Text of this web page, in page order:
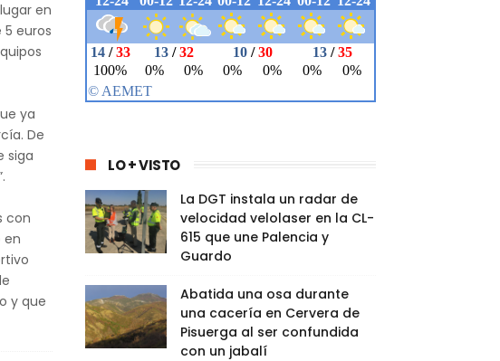
en
euros
ya
De
siga
con
en
y que
LO + VISTO
La DGT instala un radar de
velocidad velolaser en la CL-
615 que une Palencia y
Guardo
Abatida una osa durante
una cacería en Cervera de
Pisuerga al ser confundida
con un jabalí